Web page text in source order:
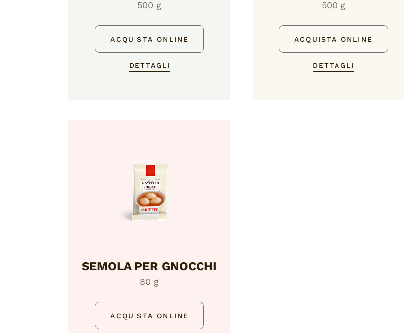
500 g
ACQUISTA ONLINE
DETTAGLI
500 g
ACQUISTA ONLINE
DETTAGLI
SEMOLA PER GNOCCHI
80 g
ACQUISTA ONLINE